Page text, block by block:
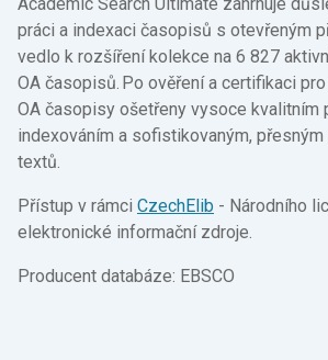
práci a indexaci časopisů s otevřeným
vedlo k rozšíření kolekce na 6 827
OA časopisů. Po ověření a certifikaci
OA časopisy ošetřeny vysoce kvalitním
indexováním a sofistikovaným,
textů.
Přístup v rámci CzechElib - Národního
elektronické informační zdroje.
Producent databáze: EBSCO